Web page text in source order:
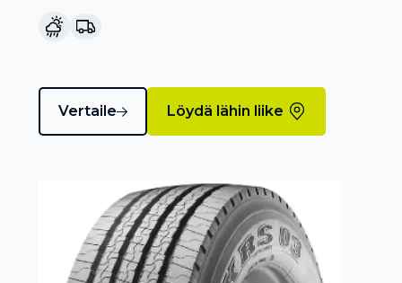
Vertaile Löydä lähin liike